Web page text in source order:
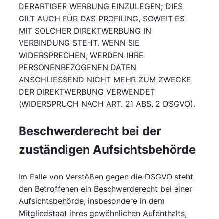
DERARTIGER WERBUNG EINZULEGEN; DIES
GILT AUCH FÜR DAS PROFILING, SOWEIT ES
MIT SOLCHER DIREKTWERBUNG IN
VERBINDUNG STEHT. WENN SIE
WIDERSPRECHEN, WERDEN IHRE
PERSONENBEZOGENEN DATEN
ANSCHLIESSEND NICHT MEHR ZUM ZWECKE
DER DIREKTWERBUNG VERWENDET
(WIDERSPRUCH NACH ART. 21 ABS. 2 DSGVO).
Beschwerde­recht bei der
zuständigen Aufsichts­behörde
Im Falle von Verstößen gegen die DSGVO steht
den Betroffenen ein Beschwerderecht bei einer
Aufsichtsbehörde, insbesondere in dem
Mitgliedstaat ihres gewöhnlichen Aufenthalts,